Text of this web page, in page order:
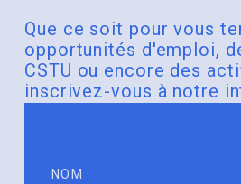
Que ce soit pour vous
opportunités d'emploi,
CSTU ou encore des
inscrivez-vous à notre
NOM